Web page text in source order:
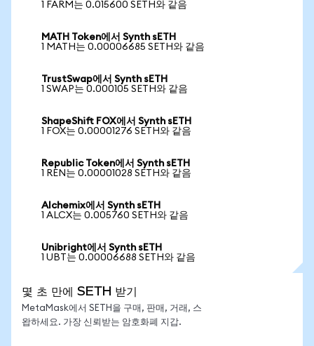
1 FARM는 0.015600 SETH와 같음
MATH Token에서 Synth sETH
1 MATH는 0.00006685 SETH와 같음
TrustSwap에서 Synth sETH
1 SWAP는 0.000105 SETH와 같음
ShapeShift FOX에서 Synth sETH
1 FOX는 0.00001276 SETH와 같음
Republic Token에서 Synth sETH
1 REN는 0.00001028 SETH와 같음
Alchemix에서 Synth sETH
1 ALCX는 0.005760 SETH와 같음
Unibright에서 Synth sETH
1 UBT는 0.00006688 SETH와 같음
몇 초 만에 SETH 받기
MetaMask에서 SETH을 구매, 판매, 거래, 스
왑하세요. 가장 신뢰받는 암호화폐 지갑.